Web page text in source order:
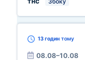
13 годин тому
08.08–10.08